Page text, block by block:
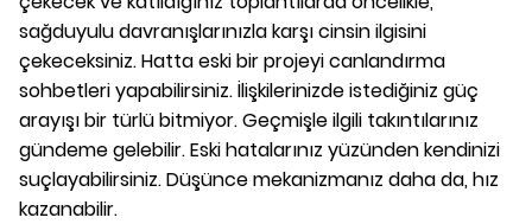
sağduyulu davranışlarınızla karşı cinsin ilgisini
çekeceksiniz. Hatta eski bir projeyi canlandırma
sohbetleri yapabilirsiniz. İlişkilerinizde istediğiniz güç
arayışı bir türlü bitmiyor. Geçmişle ilgili takıntılarınız
gündeme gelebilir. Eski hatalarınız yüzünden kendinizi
suçlayabilirsiniz. Düşünce mekanizmanız daha da, hız
kazanabilir.